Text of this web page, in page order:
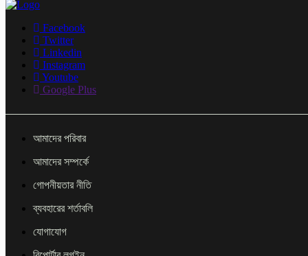
Facebook
Twitter
Linkedin
Instagram
Youtube
Google Plus
আমাদের পরিবার
আমাদের সম্পর্কে
গোপনীয়তার নীতি
ব্যবহারের শর্তাবলি
যোগাযোগ